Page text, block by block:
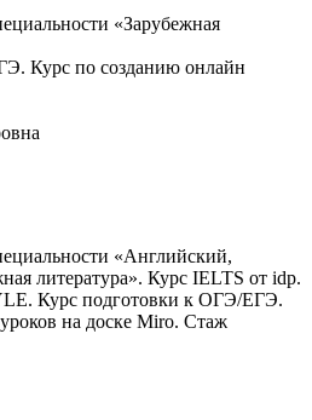
«Зарубежная
Курс по созданию онлайн
«Английский,
литература». Курс IELTS от idp.
Курс подготовки к ОГЭ/ЕГЭ.
на доске Miro. Стаж